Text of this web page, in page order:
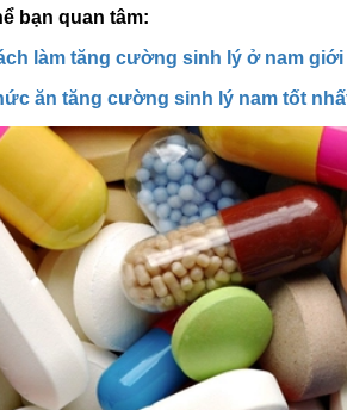
bạn quan tâm:
làm tăng cường sinh lý ở nam
ăn tăng cường sinh lý nam tốt